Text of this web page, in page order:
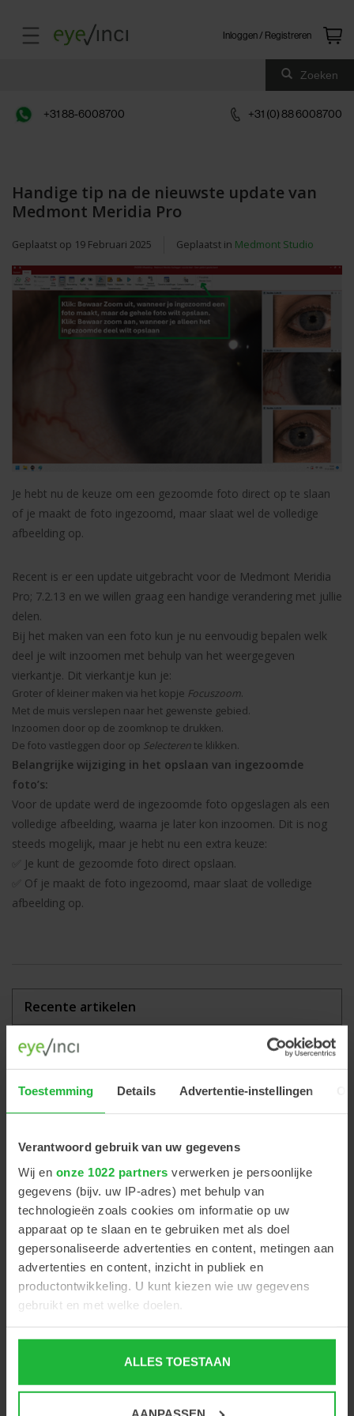
Toestemming Details Advertentie-instellingen
Verantwoord gebruik van uw gegevens
Wij en onze 1022 partners verwerken je persoonlijke
gegevens (bijv. uw IP-adres) met behulp van
technologieën zoals cookies om informatie op uw
apparaat op te slaan en te gebruiken met als doel
gepersonaliseerde advertenties en content, metingen aan
advertenties en content, inzicht in publiek en
productontwikkeling. U kunt kiezen wie uw gegevens
gebruikt en met welke doelen.
Als u het toestaat, willen we ook graag:
Informatie verzamelen over uw geografische locatie,
die tot een paar meter nauwkeurig kan zijn
ALLES TOESTAAN
Inloggen / Registreren
Zoeken
+31 88-6008700 +31 (0) 88 6008700
Handige tip na de nieuwste update van
Medmont Meridia Pro
Geplaatst op 19 Februari 2025 Geplaatst in Medmont Studio
Je hebt nu de keuze om een gezoomde foto direct op te slaan
of je maakt de foto ingezoomd, maar slaat wel de volledige
afbeelding op.
Recent is er een update uitgebracht voor de Medmont Meridia
Pro; 7.2.13 en we willen graag een handige verandering met jullie
delen.
Bij het maken van een foto kun je nu eenvoudig bepalen welk
deel je wilt inzoomen met behulp van het weergegeven
vierkantje. Dit vierkantje kun je:
Groter of kleiner maken via het kopje Focuszoom.
Met de muis verslepen naar het gewenste gebied.
Inzoomen door op de zoomknop te drukken.
De foto vastleggen door op Selecterente klikken.
Belangrijke wijziging in het opslaan van ingezoomde
foto’s:
Voor de update werd de ingezoomde foto opgeslagen als een
volledige afbeelding, waarna je later kon inzoomen. Dit is nog
steeds mogelijk, maar je hebt nu een extra keuze:
✅ Je kunt de gezoomde foto direct opslaan.
✅ Of je maakt de foto ingezoomd, maar slaat de volledige
afbeelding op.
Recente artikelen
Collega in de spotlight: Bianca van der Hulst
Collega in de spotlight: Sjoerd Domburg-Ouwerkerk
Collega in de spotlight: Bas van Zon
Collega in de spotlight: Toine van Wamel
Nieuw bij EyeVinci: de Meivertor
Lunchen bij EyeVinci!
Collega in de spotlight: Chantal Verveer-Konijn